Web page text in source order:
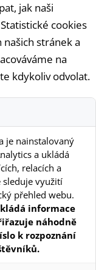
jak naši
cookies
stránek a
na
kdykoliv odvolat.
je nainstalovaný
a ukládá
relacích a
sleduje využití
přehled webu.
informace
náhodně
k rozpoznání